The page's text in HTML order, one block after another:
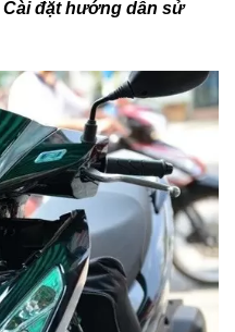
Cài đặt hướng dẫn sử